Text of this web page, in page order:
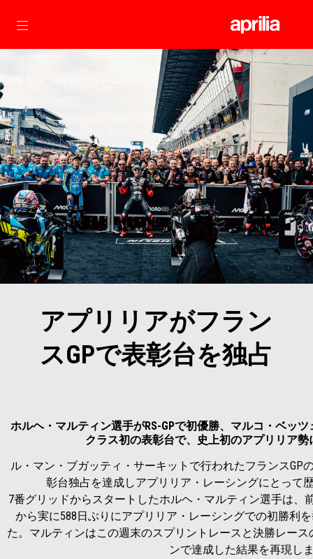
メインコンテンツ
アプリリアがフラン
スGPで表彰台を独占
ホルヘ・マルティン選手がRS-GPで初優勝、マルコ・ベッ
クラス初の表彰台で、史上初のアプリリア
ル・マン・ブガッティ・サーキットで行われたフランスGP
彰台独占を達成しアプリリア・レーシングにとって
7番グリッドからスタートしたホルヘ・マルティン選手は、
から実に588日ぶりにアプリリア・レーシングでの初勝利
た。マルティンはこの週末のスプリントレースと決勝レー
ンで達成した結果を再現し